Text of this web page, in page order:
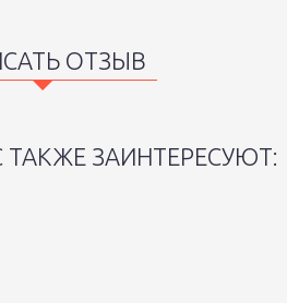
ОТЗЫВ
ЗАИНТЕРЕСУЮТ: